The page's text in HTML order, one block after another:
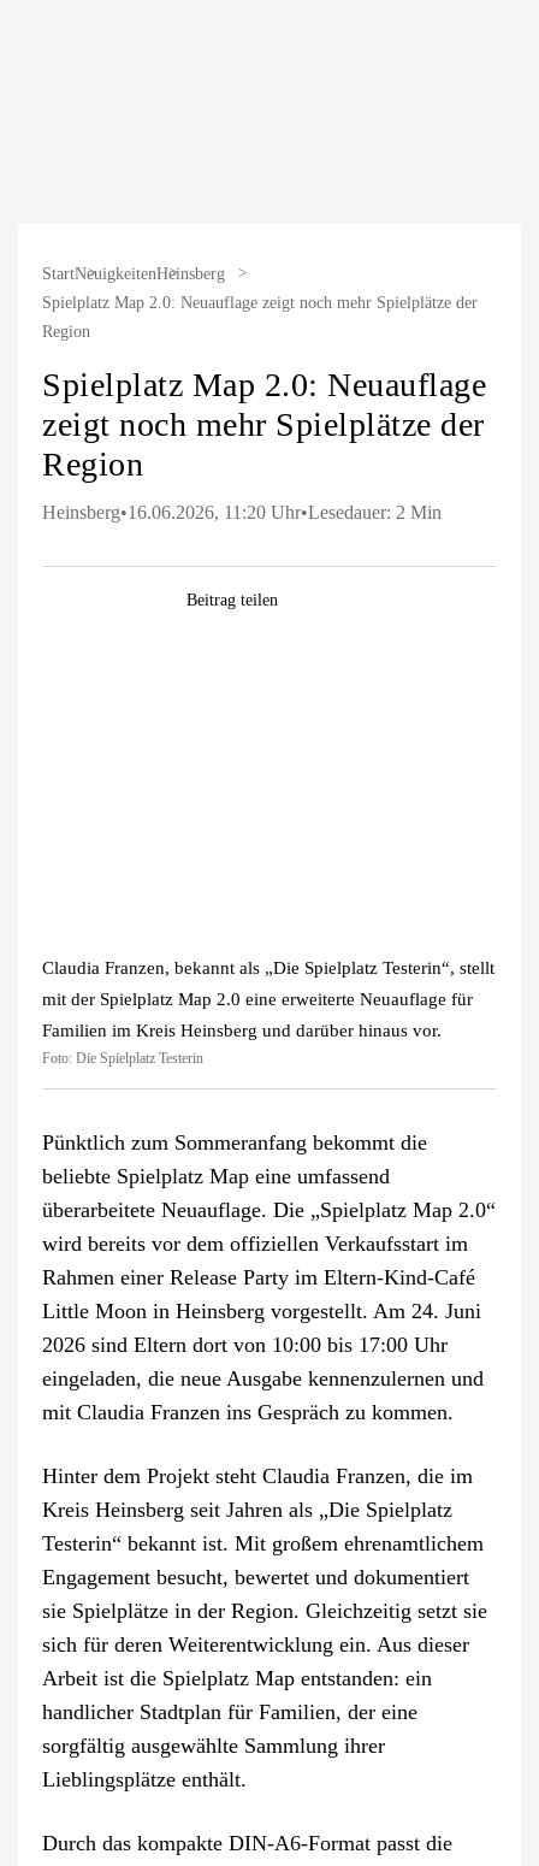
StartNeuigkeitenHeinsberg
Spielplatz Map 2.0: Neuauflage zeigt noch mehr Spielplätze der
Region
Spielplatz Map 2.0: Neuauflage
zeigt noch mehr Spielplätze der
Region
Heinsberg•16.06.2026, 11:20 Uhr•Lesedauer: 2 Min
Beitrag teilen
Pinterest
E-
Claudia Franzen, bekannt als „Die Spielplatz Testerin“, stellt
mit der Spielplatz Map 2.0 eine erweiterte Neuauflage für
Familien im Kreis Heinsberg und darüber hinaus vor.
Foto: Die Spielplatz Testerin
Pünktlich zum Sommeranfang bekommt die
beliebte Spielplatz Map eine umfassend
überarbeitete Neuauflage. Die „Spielplatz Map 2.0“
wird bereits vor dem offiziellen Verkaufsstart im
Rahmen einer Release Party im Eltern-Kind-Café
Little Moon in Heinsberg vorgestellt. Am 24. Juni
2026 sind Eltern dort von 10:00 bis 17:00 Uhr
eingeladen, die neue Ausgabe kennenzulernen und
mit Claudia Franzen ins Gespräch zu kommen.
Hinter dem Projekt steht Claudia Franzen, die im
Kreis Heinsberg seit Jahren als „Die Spielplatz
Testerin“ bekannt ist. Mit großem ehrenamtlichem
Engagement besucht, bewertet und dokumentiert
sie Spielplätze in der Region. Gleichzeitig setzt sie
sich für deren Weiterentwicklung ein. Aus dieser
Arbeit ist die Spielplatz Map entstanden: ein
handlicher Stadtplan für Familien, der eine
sorgfältig ausgewählte Sammlung ihrer
Lieblingsplätze enthält.
Durch das kompakte DIN-A6-Format passt die